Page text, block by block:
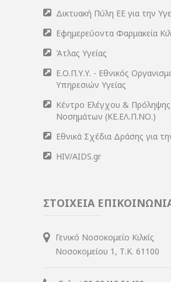
Δικτυακή Πύλη ΕΕ για την
Εφημερεύοντα Φαρμακεία
Άτλας Υγείας
Ε.Ο.Π.Υ.Υ. - Εθνικός
Υπηρεσιών Υγείας
Κέντρο Ελέγχου & Πρόληψης
Νοσημάτων (ΚΕ.ΕΛ.Π.ΝΟ.)
Εθνικά Σχέδια Δράσης για
HIV/AIDS.gr
ΣΤΟΙΧΕΙΑ
Γενικό Νοσοκομείο Κιλκίς
Νοσοκομείου 1, Τ.Κ. 61100